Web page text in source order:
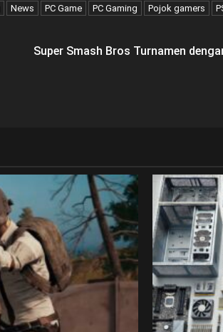
News PC Game PC Gaming Pojok gamers
Super Smash Bros Turnamen